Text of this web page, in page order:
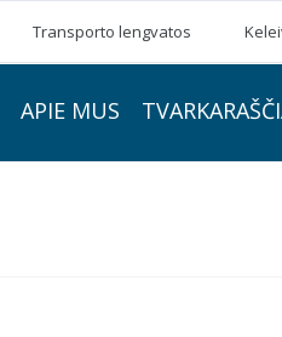
Transporto lengvatos
APIE MUS